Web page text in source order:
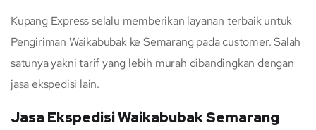
Kupang Express selalu memberikan layanan terbaik untuk
Pengiriman Waikabubak ke Semarang pada customer. Salah
satunya yakni tarif yang lebih murah dibandingkan dengan
jasa ekspedisi lain.
Jasa Ekspedisi Waikabubak Semarang